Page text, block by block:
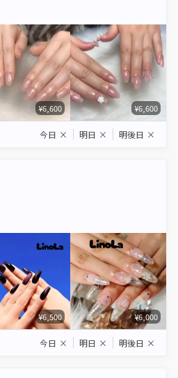
¥6,600 ¥6,600
今日 × 明日 × 明後日 ×
¥6,500 ¥6,000
今日 × 明日 × 明後日 ×